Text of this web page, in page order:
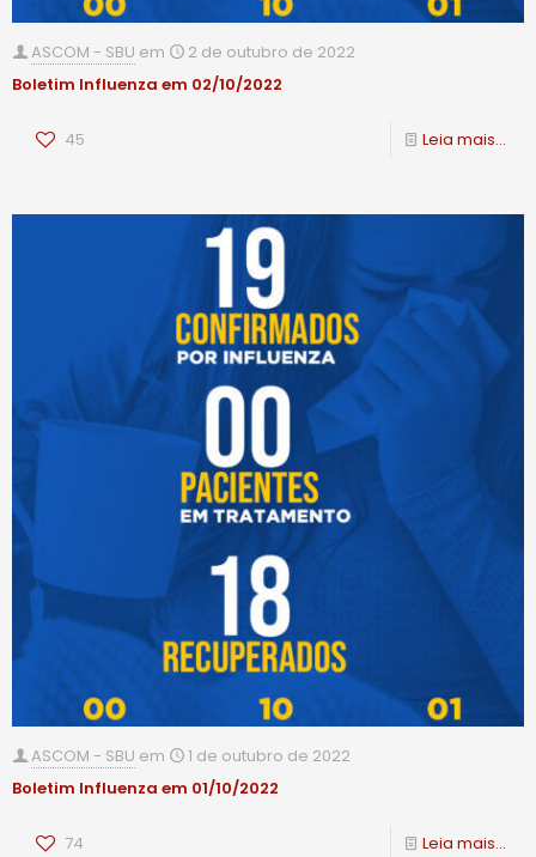
ASCOM - SBU em
2 de outubro de 2022
Boletim Influenza em 02/10/2022
45 Leia mais...
ASCOM - SBU em
1 de outubro de 2022
Boletim Influenza em 01/10/2022
74 Leia mais...